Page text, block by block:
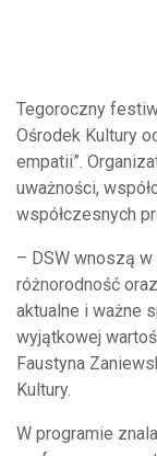
Tegoroczny
Ośrodek Kultury
empatii”.
uważności,
współczesnych
– DSW wnoszą
różnorodność
aktualne i ważne
wyjątkowej
Faustyna
Kultury.
W programie